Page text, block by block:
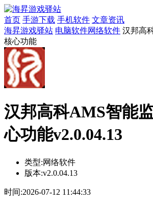
首页 手游下载 手机软件 文章资讯
海昇游戏驿站 电脑软件网络软件 汉邦高
核心功能
汉邦高科AMS智能
心功能v2.0.04.13
类型:网络软件
版本:v2.0.04.13
时间:2026-07-12 11:44:33